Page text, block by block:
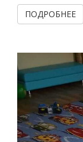
ПОДРОБНЕЕ